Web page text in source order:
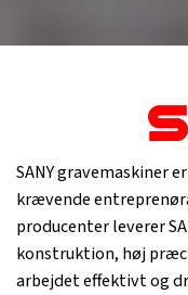
SANY gravemaskiner
krævende
producenter leverer
konstruktion, høj
arbejdet effektivt og